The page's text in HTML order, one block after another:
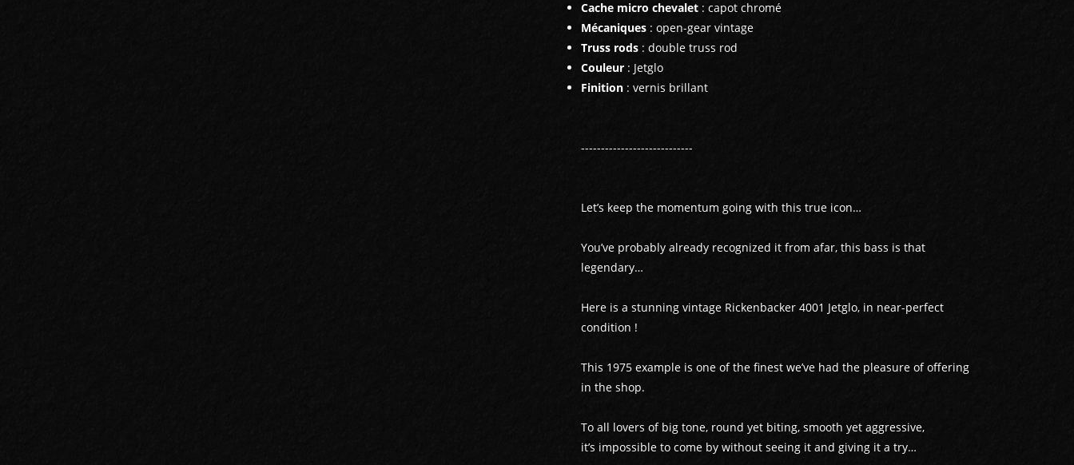
Cache micro chevalet : capot chromé
Mécaniques : open-gear vintage
Truss rods : double truss rod
Couleur : Jetglo
Finition : vernis brillant
----------------------------
Let’s keep the momentum going with this true icon…
You’ve probably already recognized it from afar, this bass is that
legendary…
Here is a stunning vintage Rickenbacker 4001 Jetglo, in near-perfect
condition !
This 1975 example is one of the finest we’ve had the pleasure of offering
in the shop.
To all lovers of big tone, round yet biting, smooth yet aggressive,
it’s impossible to come by without seeing it and giving it a try…